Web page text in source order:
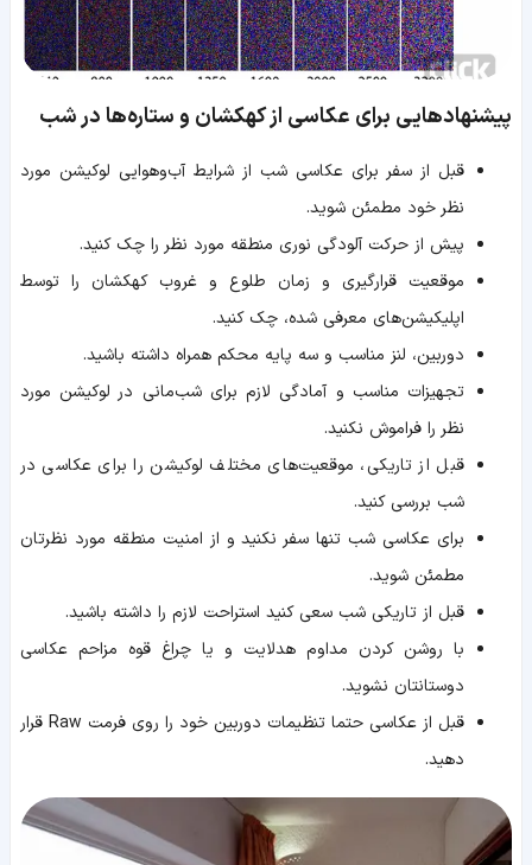
پیشنهادهایی برای عکاسی از کهکشان و ستاره‌ها در شب
قبل از سفر برای عکاسی شب از شرایط آب‌و‌هوایی لوکیشن مورد
نظر خود مطمئن شوید.
پیش از حرکت آلودگی نوری منطقه مورد نظر را چک کنید.
موقعیت قرارگیری و زمان طلوع و غروب کهکشان را توسط
اپلیکیشن‌های معرفی شده، چک کنید.
دوربین، لنز مناسب و سه پایه محکم همراه داشته باشید.
تجهیزات مناسب و آمادگی لازم برای شب‌مانی در لوکیشن مورد
نظر را فراموش نکنید.
قبل از تاریکی، موقعیت‌های مختلف لوکیشن را برای عکاسی در
شب بررسی کنید.
برای عکاسی شب تنها سفر نکنید و از امنیت منطقه مورد نظرتان
مطمئن شوید.
قبل از تاریکی شب سعی کنید استراحت لازم را داشته باشید.
با روشن کردن مداوم هدلایت و یا چراغ قوه مزاحم عکاسی
دوستانتان نشوید.
قبل از عکاسی حتما تنظیمات دوربین خود را روی فرمت Raw قرار
دهید.